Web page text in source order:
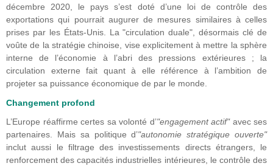
décembre 2020, le pays s’est doté d’une loi de contrôle des
exportations qui pourrait augurer de mesures similaires à celles
prises par les États-Unis. La "circulation duale", désormais clé de
voûte de la stratégie chinoise, vise explicitement à mettre la sphère
interne de l’économie à l’abri des pressions extérieures ; la
circulation externe fait quant à elle référence à l’ambition de
projeter sa puissance économique de par le monde.
Changement profond
L’Europe réaffirme certes sa volonté d’"engagement actif"avec ses
partenaires. Mais sa politique d’"autonomie stratégique ouverte"
inclut aussi le filtrage des investissements directs étrangers, le
renforcement des capacités industrielles intérieures, le contrôle des